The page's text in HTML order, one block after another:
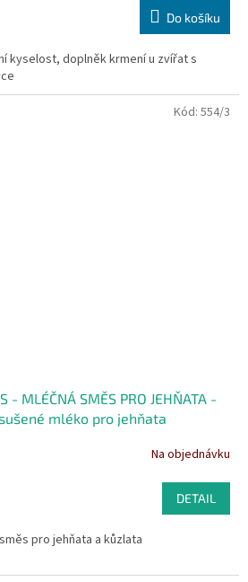
Do košíku
kyselost, doplněk krmení u zvířat s
MLÉČNÁ SMĚS PRO JEHŇATA -
mléko pro jehňata
Na objednávku
DETAIL
pro jehňata a kůzlata
Kód: 554/3